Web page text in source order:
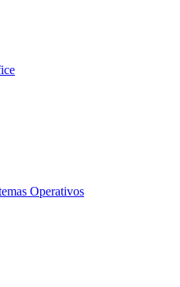
Operativos